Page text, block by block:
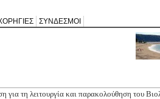
ΣΥΝΔΕΣΜΟΙ
για τη λειτουργία και παρακολούθηση του